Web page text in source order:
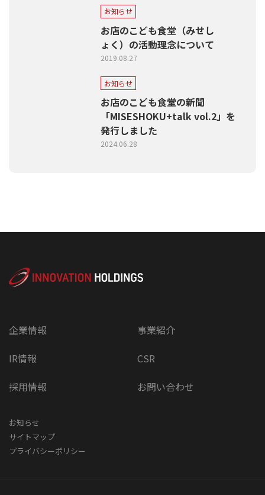
お知らせ
お店のこども食堂（みせし
ょく）の活動理念について
2019.08.27
お知らせ
お店のこども食堂の新聞
「MISESHOKU+talk vol.2」を
発行しました
2024.06.28
企業情報
事業紹介
IR情報
CSR
採用情報
お問い合わせ
お知らせ
サイトマップ
プライバシーポリシー